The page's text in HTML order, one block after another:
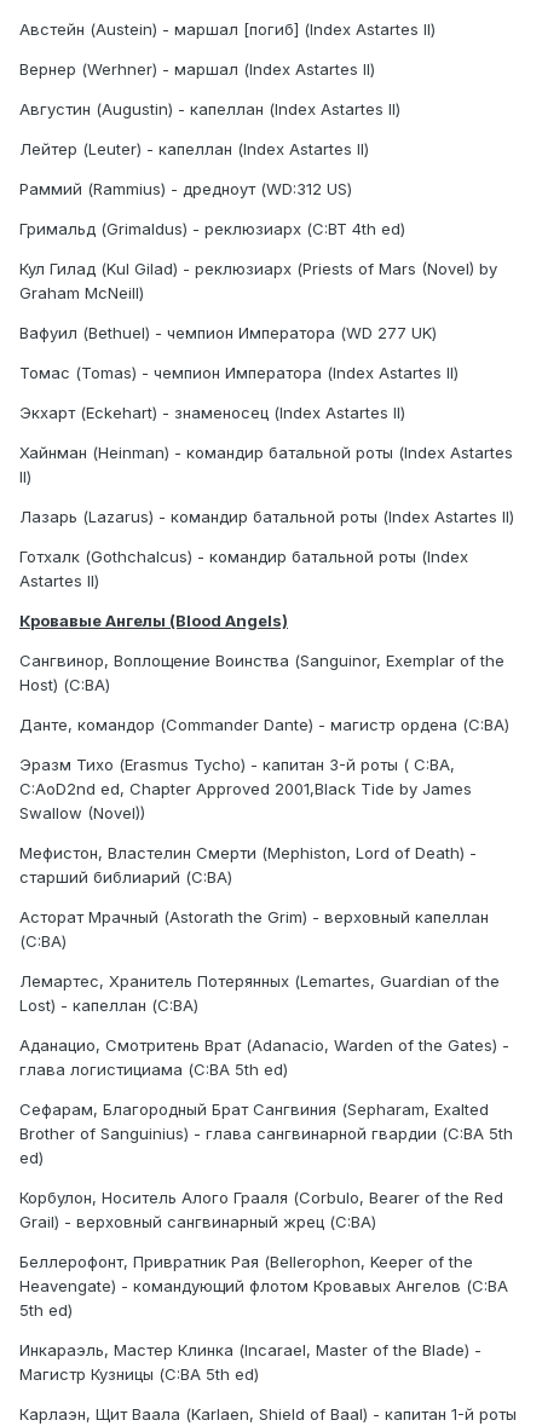
Австейн (Austein) - маршал [погиб] (Index Astartes II)
Вернер (Werhner) - маршал (Index Astartes II)
Августин (Augustin) - капеллан (Index Astartes II)
Лейтер (Leuter) - капеллан (Index Astartes II)
Раммий (Rammius) - дредноут (WD:312 US)
Гримальд (Grimaldus) - реклюзиарх (C:BT 4th ed)
Кул Гилад (Kul Gilad) - реклюзиарх (Priests of Mars (Novel) by
Graham McNeill)
Вафуил (Bethuel) - чемпион Императора (WD 277 UK)
Томас (Tomas) - чемпион Императора (Index Astartes II)
Экхарт (Eckehart) - знаменосец (Index Astartes II)
Хайнман (Heinman) - командир батальной роты (Index Astartes
II)
Лазарь (Lazarus) - командир батальной роты (Index Astartes II)
Готхалк (Gothchalcus) - командир батальной роты (Index
Astartes II)
Кровавые Ангелы (Blood Angels)
Сангвинор, Воплощение Воинства (Sanguinor, Exemplar of the
Host) (C:BA)
Данте, командор (Commander Dante) - магистр ордена (C:BA)
Эразм Тихо (Erasmus Tycho) - капитан 3-й роты ( C:BA,
C:AoD2nd ed, Chapter Approved 2001,Black Tide by James
Swallow (Novel))
Мефистон, Властелин Смерти (Mephiston, Lord of Death) -
старший библиарий (C:BA)
Асторат Мрачный (Astorath the Grim) - верховный капеллан
(C:BA)
Лемартес, Хранитель Потерянных (Lemartes, Guardian of the
Lost) - капеллан (C:BA)
Аданацио, Смотритень Врат (Adanacio, Warden of the Gates) -
глава логистициама (C:BA 5th ed)
Сефарам, Благородный Брат Сангвиния (Sepharam, Exalted
Brother of Sanguinius) - глава сангвинарной гвардии (C:BA 5th
ed)
Корбулон, Носитель Алого Грааля (Corbulo, Bearer of the Red
Grail) - верховный сангвинарный жрец (C:BA)
Беллерофонт, Привратник Рая (Bellerophon, Keeper of the
Heavengate) - командующий флотом Кровавых Ангелов (C:BA
5th ed)
Инкараэль, Мастер Клинка (Incarael, Master of the Blade) -
Магистр Кузницы (C:BA 5th ed)
Карлаэн, Щит Ваала (Karlaen, Shield of Baal) - капитан 1-й роты